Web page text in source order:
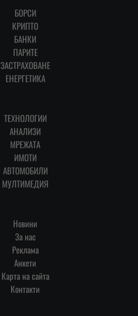
БОРСИ
КРИПТО
БАНКИ
ПАРИТЕ
ЗАСТРАХОВАНЕ
ЕНЕРГЕТИКА
ТЕХНОЛОГИИ
АНАЛИЗИ
МРЕЖАТА
ИМОТИ
АВТОМОБИЛИ
МУЛТИМЕДИЯ
Новини
За нас
Реклама
Анкети
Карта на сайта
Контакти